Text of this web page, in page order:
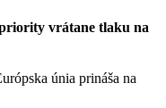
vrátane tlaku na
únia prináša na